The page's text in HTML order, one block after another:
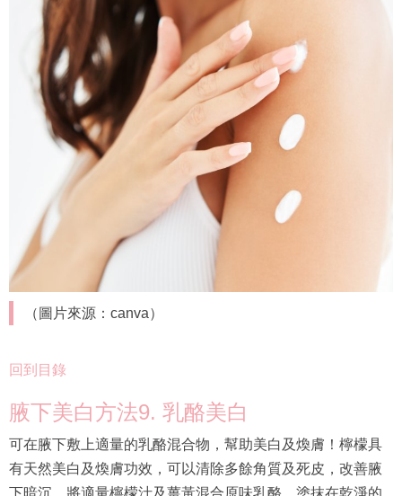
（圖片來源：canva）
回到目錄
腋下美白方法9. 乳酪美白
可在腋下敷上適量的乳酪混合物，幫助美白及煥膚！檸檬具
有天然美白及煥膚功效，可以清除多餘角質及死皮，改善腋